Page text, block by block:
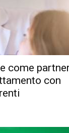
come
con